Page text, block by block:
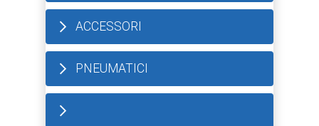
ACCESSORI
PNEUMATICI